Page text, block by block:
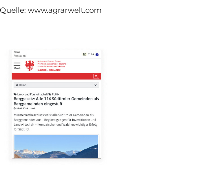
Quelle: www.agrarwelt.com